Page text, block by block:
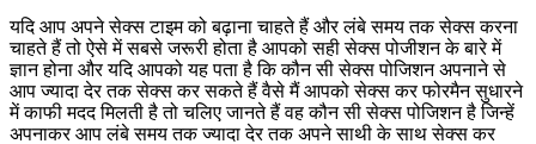
यदि आप अपने सेक्स टाइम को बढ़ाना चाहते हैं और लंबे समय तक सेक्स करना
चाहते हैं तो ऐसे में सबसे जरूरी होता है आपको सही सेक्स पोजीशन के बारे में
ज्ञान होना और यदि आपको यह पता है कि कौन सी सेक्स पोजिशन अपनाने से
आप ज्यादा देर तक सेक्स कर सकते हैं वैसे मैं आपको सेक्स कर फोरमैन सुधारने
में काफी मदद मिलती है तो चलिए जानते हैं वह कौन सी सेक्स पोजिशन है जिन्हें
अपनाकर आप लंबे समय तक ज्यादा देर तक अपने साथी के साथ सेक्स कर